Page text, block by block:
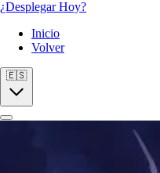
¿Desplegar Hoy?
Inicio
Volver
🇪🇸